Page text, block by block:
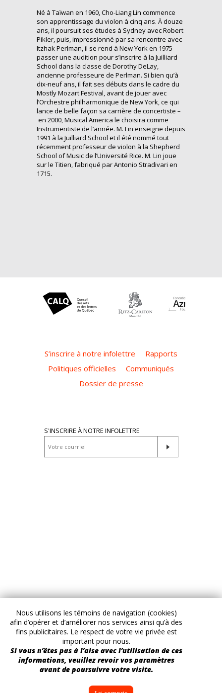
Né à Taïwan en 1960, Cho-Liang Lin commence
son apprentissage du violon à cinq ans. À douze
ans, il poursuit ses études à Sydney avec Robert
Pikler, puis, impressionné par sa rencontre avec
Itzhak Perlman, il se rend à New York en 1975
passer une audition pour s’inscrire à la Juilliard
School dans la classe de Dorothy DeLay,
ancienne professeure de Perlman. Si bien qu’à
dix-neuf ans, il fait ses débuts dans le cadre du
Mostly Mozart Festival, avant de jouer avec
l’Orchestre philharmonique de New York, ce qui
lance de belle façon sa carrière de concertiste –
en 2000, Musical America le choisira comme
Instrumentiste de l’année. M. Lin enseigne depuis
1991 à la Juilliard School et il été nommé tout
récemment professeur de violon à la Shepherd
School of Music de l’Université Rice. M. Lin joue
sur le Titien, fabriqué par Antonio Stradivari en
1715.
S’inscrire à notre infolettre
Rapports
Politiques officielles
Communiqués
Dossier de presse
S'INSCRIRE À NOTRE INFOLETTRE
Nous utilisons les témoins de navigation (cookies)
afin d’opérer et d’améliorer nos services ainsi qu’à des
fins publicitaires. Le respect de votre vie privée est
important pour nous.
Si vous n’êtes pas à l’aise avec l’utilisation de ces
informations, veuillez revoir vos paramètres
avant de poursuivre votre visite.